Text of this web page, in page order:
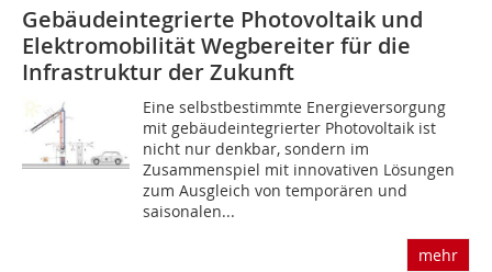
Gebäudeintegrierte Photovoltaik und
Elektromobilität Wegbereiter für die
Infrastruktur der Zukunft
Eine selbstbestimmte Energieversorgung
mit gebäudeintegrierter Photovoltaik ist
nicht nur denkbar, sondern im
Zusammenspiel mit innovativen Lösungen
zum Ausgleich von temporären und
saisonalen...
mehr